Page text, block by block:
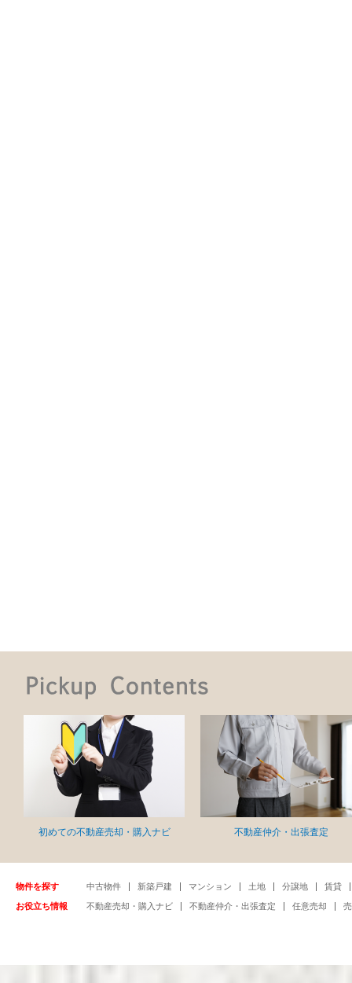
初めての不動産売却・購入ナビ 不動産仲介・出張査定
物件を探す 中古物件 新築戸建 マンション 土地 分譲地 賃貸
お役立ち情報 不動産売却・購入ナビ 不動産仲介・出張査定 任意売却